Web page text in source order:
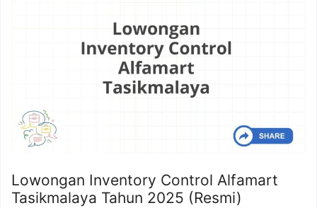
Lowongan Inventory Control Alfamart
Tasikmalaya Tahun 2025 (Resmi)